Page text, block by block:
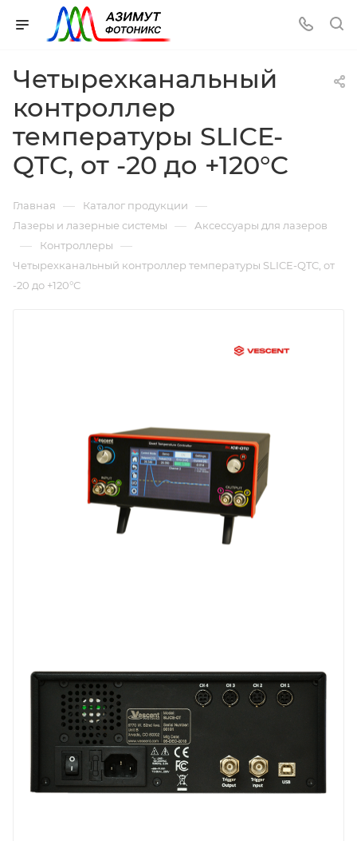
Четырехканальный
контроллер
температуры SLICE-
QTC, от -20 до +120°С
Главная — Каталог продукции —
Лазеры и лазерные системы — Аксессуары для лазеров
— Контроллеры —
Четырехканальный контроллер температуры SLICE-QTC, от
-20 до +120°С